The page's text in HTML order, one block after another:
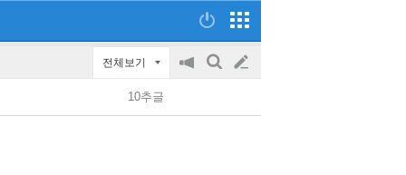
전체보기
공
on/off
검
글
쓰
10추글